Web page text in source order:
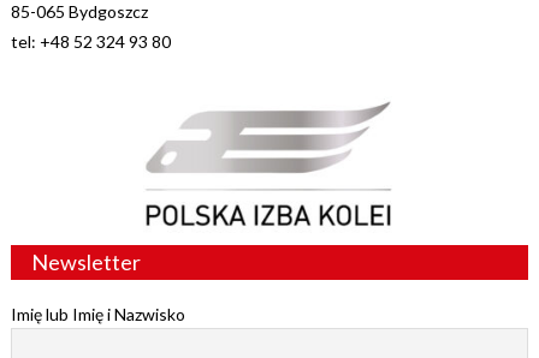
85-065 Bydgoszcz
tel: +48 52 324 93 80
Newsletter
Imię lub Imię i Nazwisko